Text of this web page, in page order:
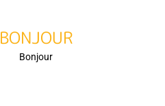
BONJOUR
Bonjour